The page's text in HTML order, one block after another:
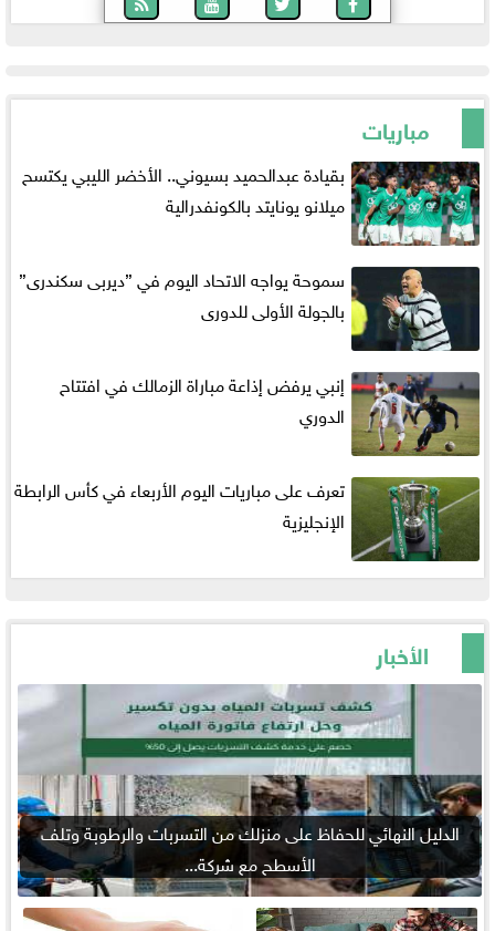
مباريات
بقيادة عبدالحميد بسيوني.. الأخضر الليبي يكتسح
ميلانو يونايتد بالكونفدرالية
سموحة يواجه الاتحاد اليوم في ”ديربى سكندرى”
بالجولة الأولى للدورى
إنبي يرفض إذاعة مباراة الزمالك في افتتاح
الدوري
تعرف على مباريات اليوم الأربعاء في كأس الرابطة
الإنجليزية
الأخبار
الدليل النهائي للحفاظ على منزلك من التسربات والرطوبة وتلف
الأسطح مع شركة...